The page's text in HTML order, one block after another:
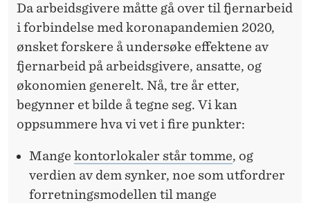
Da arbeidsgivere måtte gå over til fjernarbeid
i forbindelse med koronapandemien 2020,
ønsket forskere å undersøke effektene av
fjernarbeid på arbeidsgivere, ansatte, og
økonomien generelt. Nå, tre år etter,
begynner et bilde å tegne seg. Vi kan
oppsummere hva vi vet i fire punkter:
Mange kontorlokaler står tomme, og
verdien av dem synker, noe som utfordrer
forretningsmodellen til mange